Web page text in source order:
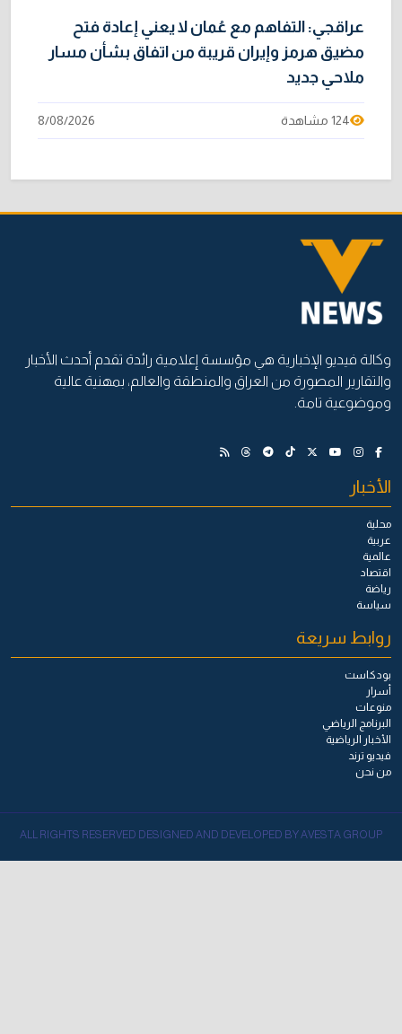
عراقجي: التفاهم مع عُمان لا يعني إعادة فتح
مضيق هرمز وإيران قريبة من اتفاق بشأن مسار
ملاحي جديد
124 مشاهدة 8/08/2026
وكالة فيديو الإخبارية هي مؤسسة إعلامية رائدة تقدم أحدث الأخبار
والتقارير المصورة من العراق والمنطقة والعالم، بمهنية عالية
وموضوعية تامة.
الأخبار
محلية
عربية
عالمية
اقتصاد
رياضة
سياسة
روابط سريعة
بودكاست
أسرار
منوعات
البرنامج الرياضي
الأخبار الرياضية
فيديو ترند
من نحن
ALL RIGHTS RESERVED DESIGNED AND DEVELOPED BY AVESTA GROUP